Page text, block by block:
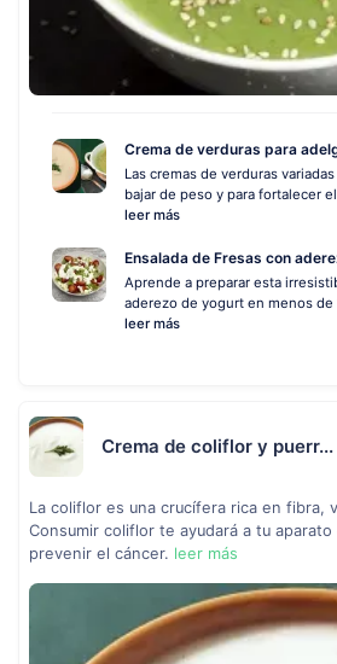
Crema de verduras para
Las cremas de verduras
bajar de peso y para fortalecer
leer más
Ensalada de Fresas con
Aprende a preparar esta
aderezo de yogurt en menos de
leer más
Crema de coliflor y puerr...
La coliflor es una crucífera rica en fibra,
Consumir coliflor te ayudará a tu
prevenir el cáncer. leer más